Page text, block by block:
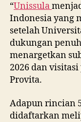
“Unissula
Indonesia yang
setelah
dukungan
menargetkan
2026 dan visitasi
Provita.
Adapun rincian
didaftarkan